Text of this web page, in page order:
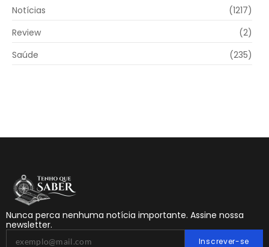
Notícias
(1217)
Review
(2)
Saúde
(235)
Nunca perca nenhuma notícia importante. Assine nossa
newsletter.
Inscrever-se